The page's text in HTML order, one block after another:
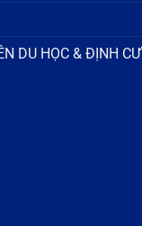
DU HỌC & ĐỊNH CƯ